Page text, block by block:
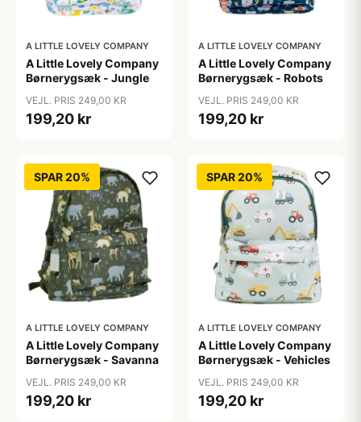
A LITTLE LOVELY COMPANY
A Little Lovely Company
Børnerygsæk - Jungle
VEJL. PRIS 249,00 KR
199,20 kr
A LITTLE LOVELY COMPANY
A Little Lovely Company
Børnerygsæk - Robots
VEJL. PRIS 249,00 KR
199,20 kr
SPAR 20%
A LITTLE LOVELY COMPANY
A Little Lovely Company
Børnerygsæk - Savanna
VEJL. PRIS 249,00 KR
199,20 kr
SPAR 20%
A LITTLE LOVELY COMPANY
A Little Lovely Company
Børnerygsæk - Vehicles
VEJL. PRIS 249,00 KR
199,20 kr